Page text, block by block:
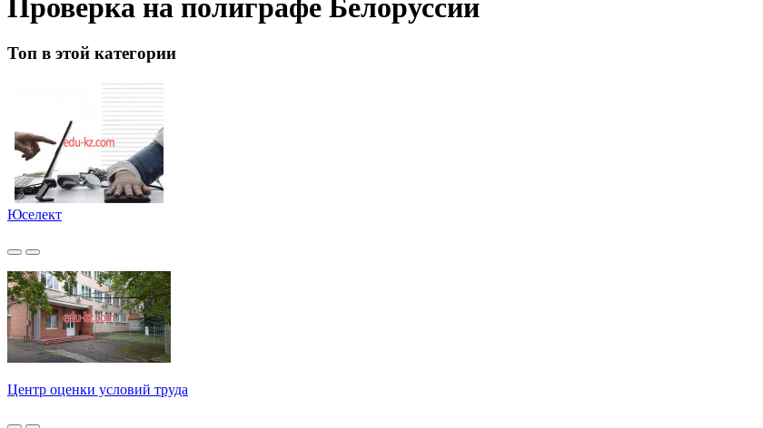
Проверка на полиграфе Белоруссии
Топ в этой категории
Юселект
Центр оценки условий труда